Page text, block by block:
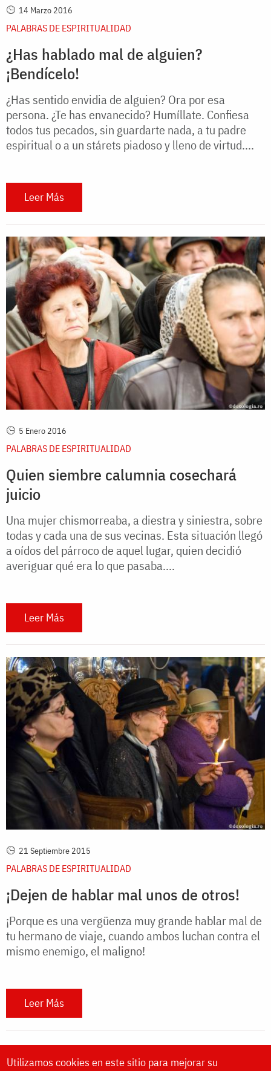
14 Marzo 2016
PALABRAS DE ESPIRITUALIDAD
¿Has hablado mal de alguien?
¡Bendícelo!
¿Has sentido envidia de alguien? Ora por esa
persona. ¿Te has envanecido? Humíllate. Confiesa
todos tus pecados, sin guardarte nada, a tu padre
espiritual o a un stárets piadoso y lleno de virtud....
Leer Más
5 Enero 2016
PALABRAS DE ESPIRITUALIDAD
Quien siembre calumnia cosechará
juicio
Una mujer chismorreaba, a diestra y siniestra, sobre
todas y cada una de sus vecinas. Esta situación llegó
a oídos del párroco de aquel lugar, quien decidió
averiguar qué era lo que pasaba....
Leer Más
21 Septiembre 2015
PALABRAS DE ESPIRITUALIDAD
¡Dejen de hablar mal unos de otros!
¡Porque es una vergüenza muy grande hablar mal de
tu hermano de viaje, cuando ambos luchan contra el
mismo enemigo, el maligno!
Leer Más
Utilizamos cookies en este sitio para mejorar su